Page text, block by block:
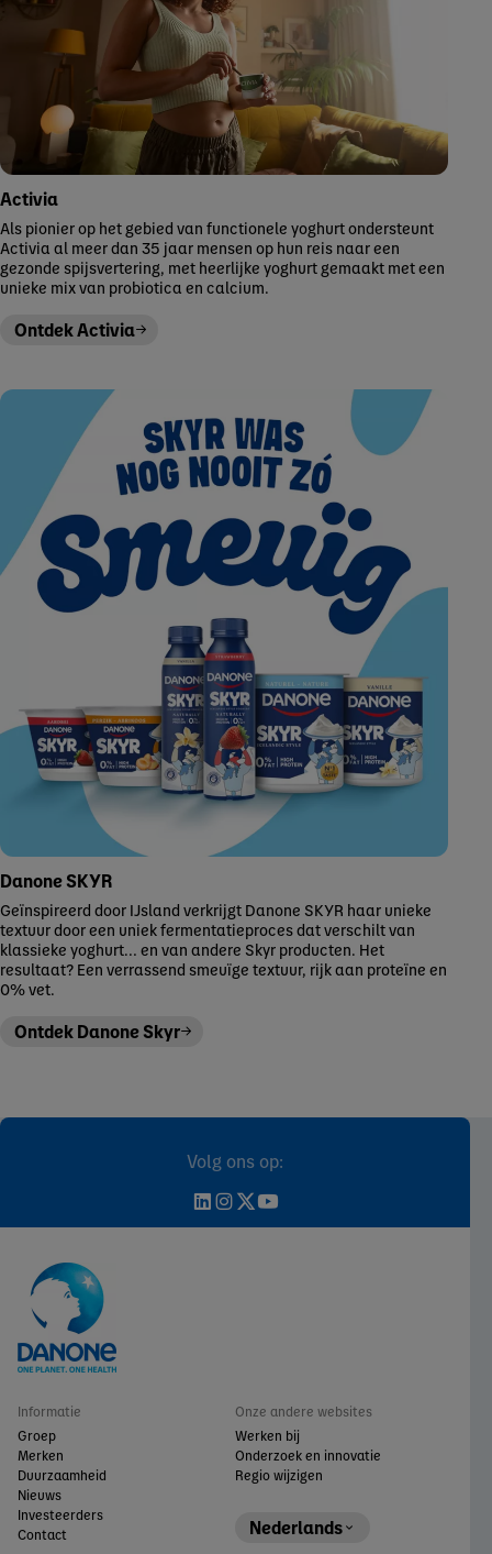
Activia
Als pionier op het gebied van functionele yoghurt ondersteunt
Activia al meer dan 35 jaar mensen op hun reis naar een
gezonde spijsvertering, met heerlijke yoghurt gemaakt met een
unieke mix van probiotica en calcium.
Ontdek Activia
Danone SKYR
Geïnspireerd door IJsland verkrijgt Danone SKYR haar unieke
textuur door een uniek fermentatieproces dat verschilt van
klassieke yoghurt… en van andere Skyr producten. Het
resultaat? Een verrassend smeuïge textuur, rijk aan proteïne en
0% vet.
Ontdek Danone Skyr
Volg ons op:
Informatie
Groep
Merken
Duurzaamheid
Nieuws
Investeerders
Contact
Onze andere websites
Werken bij
Onderzoek en innovatie
Regio wijzigen
Nederlands